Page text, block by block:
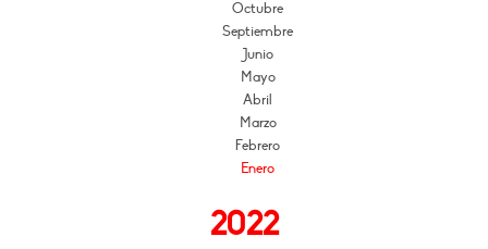
Octubre
Septiembre
Junio
Mayo
Abril
Marzo
Febrero
Enero
2022